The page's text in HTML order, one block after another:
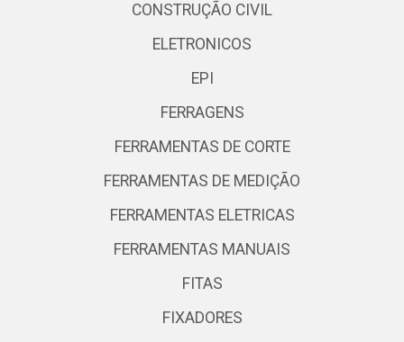
CONSTRUÇÃO CIVIL
ELETRONICOS
EPI
FERRAGENS
FERRAMENTAS DE CORTE
FERRAMENTAS DE MEDIÇÃO
FERRAMENTAS ELETRICAS
FERRAMENTAS MANUAIS
FITAS
FIXADORES